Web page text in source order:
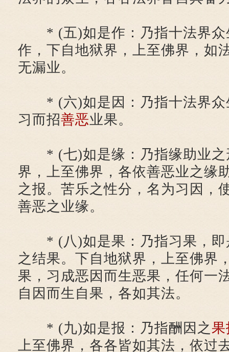
* (五)如是作：乃指十法界众
作，下自地狱界，上至佛界，如
无漏业。
* (六)如是因：乃指十法界众
习而招善恶业果。
* (七)如是缘：乃指缘助业之
界，上至佛界，各依善恶业之缘
之报。苦乐之性分，名为习因，
善恶之业缘。
* (八)如是果：乃指习果，即
之结果。下自地狱界，上至佛界
果，习成恶因而生恶果，任何一
自因而生自果，各如其法。
* (九)如是报：乃指酬因之果
上至佛界，各各皆如其法，依过